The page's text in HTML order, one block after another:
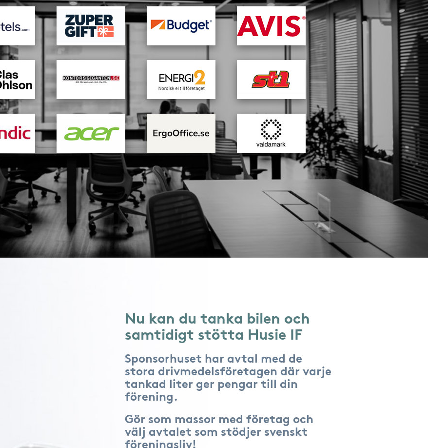
Nu kan du tanka bilen och
samtidigt stötta Husie IF
Sponsorhuset har avtal med de
stora drivmedelsföretagen där varje
tankad liter ger pengar till din
förening.
Gör som massor med företag och
välj avtalet som stödjer svenskt
föreningsliv!